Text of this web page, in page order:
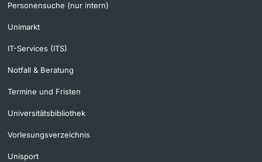
Personensuche (nur intern)
Unimarkt
IT-Services (ITS)
Notfall & Beratung
Termine und Fristen
Universitätsbibliothek
Vorlesungsverzeichnis
Unisport